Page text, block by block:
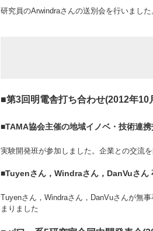
研究員のArwindraさんの送別会を行いました
■第3回明電舎打ち合わせ(2012年10
■TAMA協会主催の地域イノベ・技術連
実験開発班が参加しました。企業との交流を
■Tuyenさん，Windraさん，DanVuさん
Tuyenさん，Windraさん，DanVuさんが無
まりました